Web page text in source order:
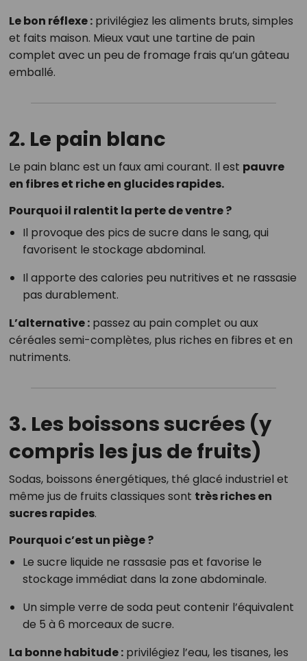
Le bon réflexe :privilégiez les aliments bruts, simples
et faits maison. Mieux vaut une tartine de pain
complet avec un peu de fromage frais qu’un gâteau
emballé.
2. Le pain blanc
Le pain blanc est un faux ami courant. Il est pauvre
en fibres et riche en glucides rapides.
Pourquoi il ralentit la perte de ventre ?
Il provoque des pics de sucre dans le sang, qui
favorisent le stockage abdominal.
Il apporte des calories peu nutritives et ne rassasie
pas durablement.
L’alternative :passez au pain complet ou aux
céréales semi-complètes, plus riches en fibres et en
nutriments.
3. Les boissons sucrées (y
compris les jus de fruits)
Sodas, boissons énergétiques, thé glacé industriel et
même jus de fruits classiques sont très riches en
sucres rapides.
Pourquoi c’est un piège ?
Le sucre liquide ne rassasie pas et favorise le
stockage immédiat dans la zone abdominale.
Un simple verre de soda peut contenir l’équivalent
de 5 à 6 morceaux de sucre.
La bonne habitude :privilégiez l’eau, les tisanes, les